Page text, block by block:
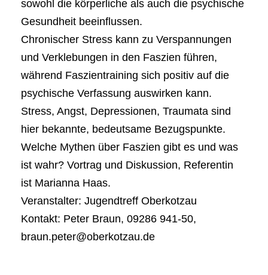
sowohl die körperliche als auch die psychische
Gesundheit beeinflussen.
Chronischer Stress kann zu Verspannungen
und Verklebungen in den Faszien führen,
während Faszientraining sich positiv auf die
psychische Verfassung auswirken kann.
Stress, Angst, Depressionen, Traumata sind
hier bekannte, bedeutsame Bezugspunkte.
Welche Mythen über Faszien gibt es und was
ist wahr? Vortrag und Diskussion, Referentin
ist Marianna Haas.
Veranstalter: Jugendtreff Oberkotzau
Kontakt: Peter Braun, 09286 941-50,
braun.peter@oberkotzau.de